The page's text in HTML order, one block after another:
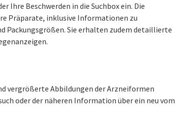
Ihre Beschwerden in die Suchbox ein. Die
Präparate, inklusive Informationen zu
Packungsgrößen. Sie erhalten zudem detaillierte
vergrößerte Abbildungen der Arzneiformen
oder der näheren Information über ein neu vom